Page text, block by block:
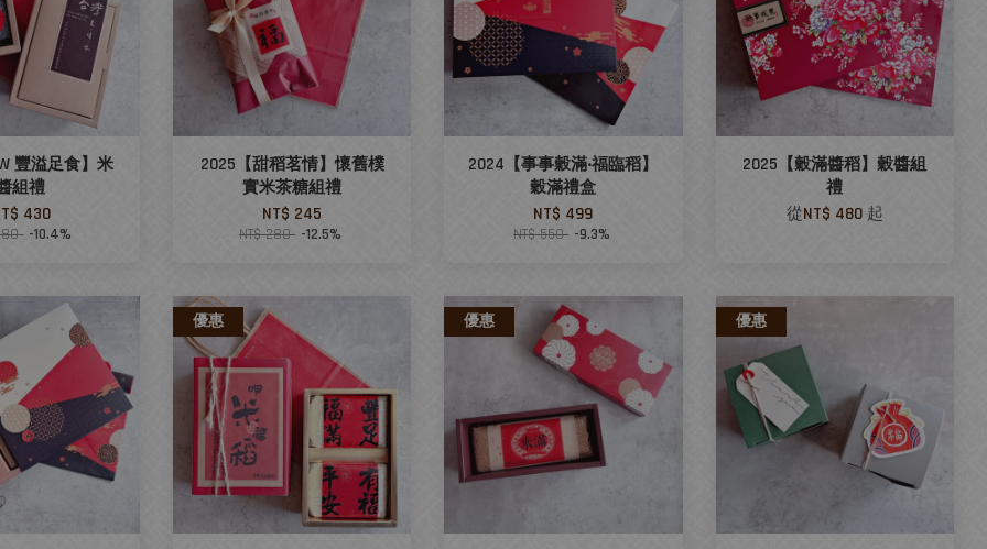
豐溢足食】米
組禮
430
-10.4%
2025【甜稻茗情】懷舊樸
實米茶糖組禮
NT$ 245
NT$ 280 -12.5%
2024【事事穀滿‧福臨稻】
穀滿禮盒
NT$ 499
NT$ 550 -9.3%
2025【穀滿醬稻】穀醬組
禮
從NT$ 480 起
優惠 優惠 優惠